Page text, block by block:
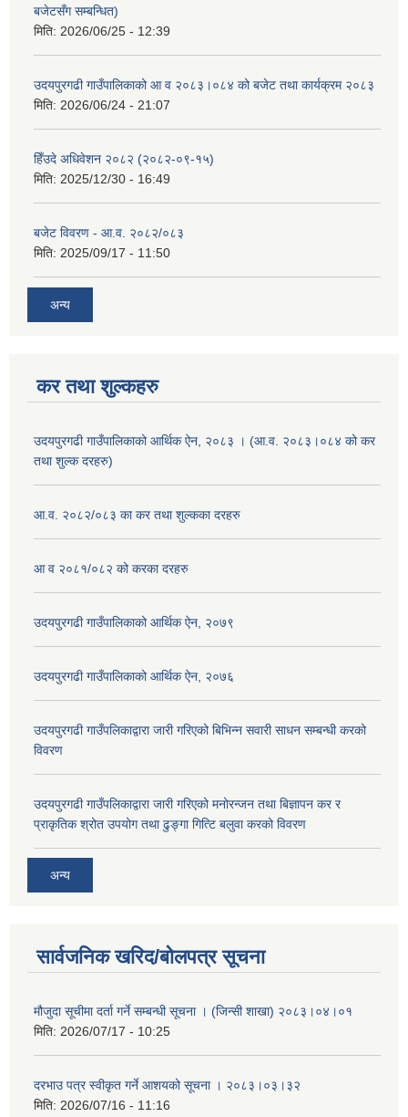
बजेटसँग सम्बन्धित)
मिति: 2026/06/25 - 12:39
उदयपुरगढी गाउँपालिकाको आ व २०८३।०८४ को बजेट तथा कार्यक्रम २०८३
मिति: 2026/06/24 - 21:07
हिँउदे अधिवेशन २०८२ (२०८२-०९-१५)
मिति: 2025/12/30 - 16:49
बजेट विवरण - आ.व. २०८२/०८३
मिति: 2025/09/17 - 11:50
अन्य
कर तथा शुल्कहरु
उदयपुरगढी गाउँपालिकाको आर्थिक ऐन, २०८३ । (आ.व. २०८३।०८४ को कर
तथा शुल्क दरहरु)
आ.व. २०८२/०८३ का कर तथा शुल्कका दरहरु
आ व २०८१/०८२ को करका दरहरु
उदयपुरगढी गाउँपालिकाको आर्थिक ऐन, २०७९
उदयपुरगढी गाउँपालिकाको आर्थिक ऐन, २०७६
उदयपुरगढी गाउँपलिकाद्वारा जारी गरिएको बिभिन्न सवारी साधन सम्बन्धी करको
विवरण
उदयपुरगढी गाउँपलिकाद्वारा जारी गरिएको मनोरन्जन तथा बिज्ञापन कर र
प्राकृतिक श्रोत उपयोग तथा ढुङ्गा गित्टि बलुवा करको विवरण
अन्य
सार्वजनिक खरिद/बोलपत्र सूचना
मौजुदा सूचीमा दर्ता गर्ने सम्बन्धी सूचना । (जिन्सी शाखा) २०८३।०४।०१
मिति: 2026/07/17 - 10:25
दरभाउ पत्र स्वीकृत गर्ने आशयको सूचना । २०८३।०३।३२
मिति: 2026/07/16 - 11:16